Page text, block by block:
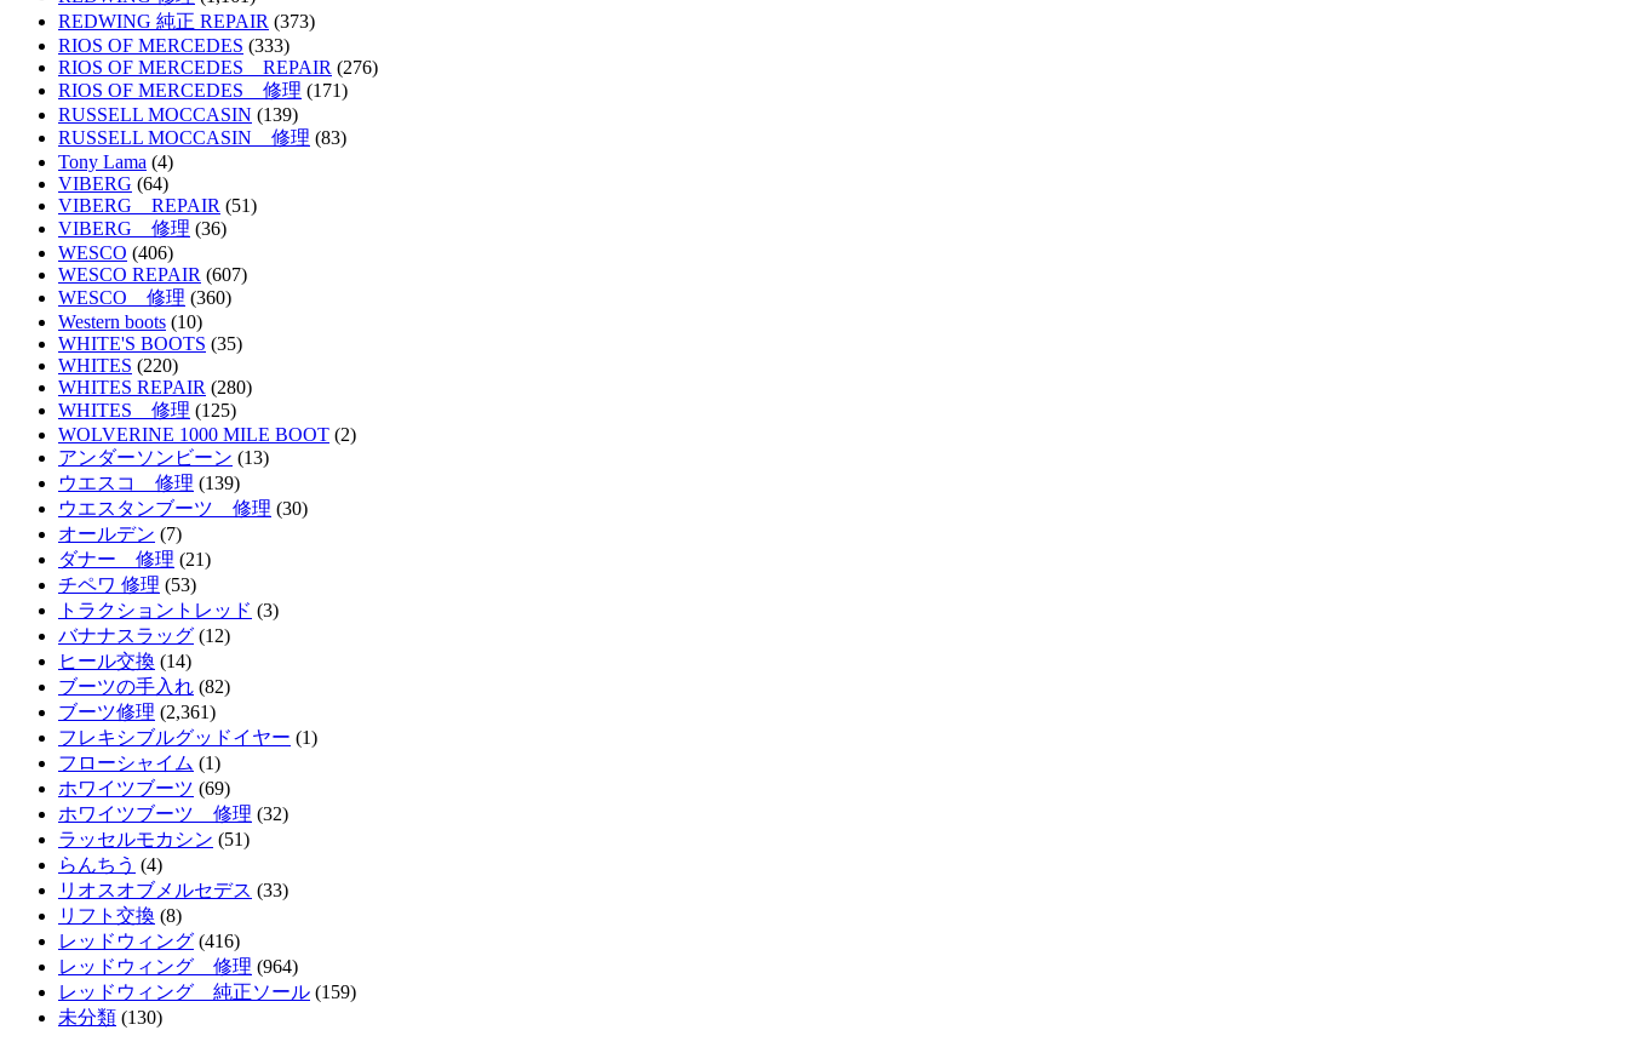
REDWING 純正 REPAIR (373)
RIOS OF MERCEDES (333)
RIOS OF MERCEDES REPAIR (276)
RIOS OF MERCEDES 修理 (171)
RUSSELL MOCCASIN (139)
RUSSELL MOCCASIN 修理 (83)
Tony Lama (4)
VIBERG (64)
VIBERG REPAIR (51)
VIBERG 修理 (36)
WESCO (406)
WESCO REPAIR (607)
WESCO 修理 (360)
Western boots (10)
WHITE'S BOOTS (35)
WHITES (220)
WHITES REPAIR (280)
WHITES 修理 (125)
WOLVERINE 1000 MILE BOOT (2)
アンダーソンビーン (13)
ウエスコ 修理 (139)
ウエスタンブーツ 修理 (30)
オールデン (7)
ダナー 修理 (21)
チペワ 修理 (53)
トラクショントレッド (3)
バナナスラッグ (12)
ヒール交換 (14)
ブーツの手入れ (82)
ブーツ修理 (2,361)
フレキシブルグッドイヤー (1)
フローシャイム (1)
ホワイツブーツ (69)
ホワイツブーツ 修理 (32)
ラッセルモカシン (51)
らんちう (4)
リオスオブメルセデス (33)
リフト交換 (8)
レッドウィング (416)
レッドウィング 修理 (964)
レッドウィング 純正ソール (159)
未分類 (130)